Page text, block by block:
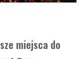
miejsca do